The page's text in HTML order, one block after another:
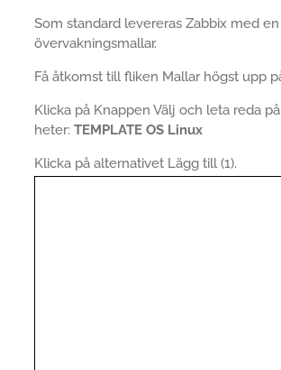
Som standard levereras Zabbix med
övervakningsmallar.
Få åtkomst till fliken Mallar högst upp
Klicka på Knappen Välj och leta reda
heter: TEMPLATE OS Linux
Klicka på alternativet Lägg till (1).